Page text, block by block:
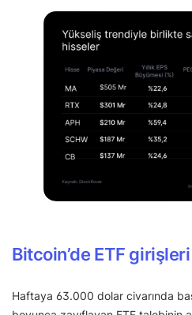
Bitcoin’de ETF
Haftaya 63.000 dolar civarında